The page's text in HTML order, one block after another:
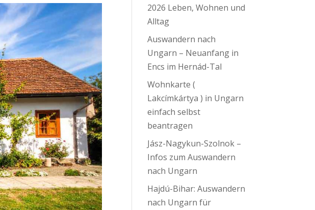
2026 Leben, Wohnen und
Alltag
Auswandern nach
Ungarn – Neuanfang in
Encs im Hernád-Tal
Wohnkarte (
Lakcímkártya ) in Ungarn
einfach selbst
beantragen
Jász-Nagykun-Szolnok –
Infos zum Auswandern
nach Ungarn
Hajdú-Bihar: Auswandern
nach Ungarn für